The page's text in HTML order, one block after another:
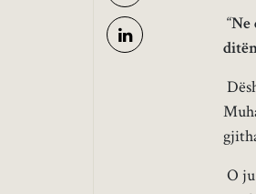
“Ne
O